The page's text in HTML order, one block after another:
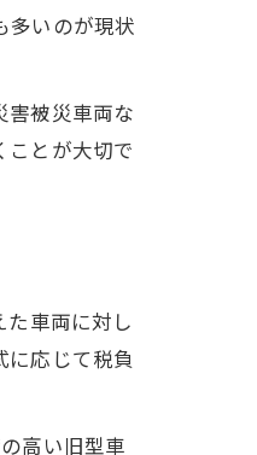
多いのが現状
害被災車両な
ことが大切で
た車両に対し
に応じて税負
高い旧型車